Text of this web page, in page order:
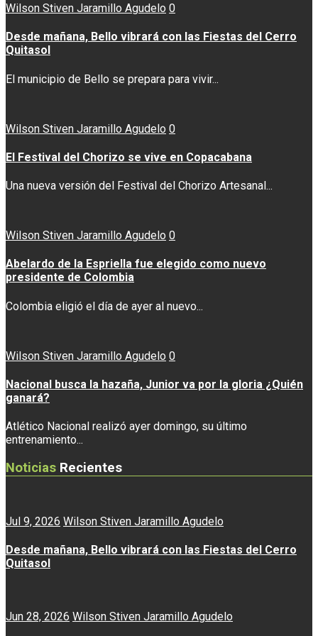
Wilson Stiven Jaramillo Agudelo 0
Desde mañana, Bello vibrará con las Fiestas del Cerro
Quitasol
El municipio de Bello se prepara para vivir...
Wilson Stiven Jaramillo Agudelo 0
El Festival del Chorizo se vive en Copacabana
Una nueva versión del Festival del Chorizo Artesanal...
Wilson Stiven Jaramillo Agudelo 0
Abelardo de la Espriella fue elegido como nuevo
presidente de Colombia
Colombia eligió el día de ayer al nuevo...
Wilson Stiven Jaramillo Agudelo 0
Nacional busca la hazaña, Junior va por la gloria ¿Quién
ganará?
Atlético Nacional realizó ayer domingo, su último
entrenamiento...
Noticias Recientes
Jul 9, 2026 Wilson Stiven Jaramillo Agudelo
Desde mañana, Bello vibrará con las Fiestas del Cerro
Quitasol
Jun 28, 2026 Wilson Stiven Jaramillo Agudelo